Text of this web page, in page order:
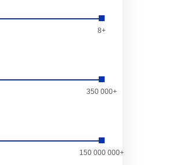
8+
350 000+
150 000 000+